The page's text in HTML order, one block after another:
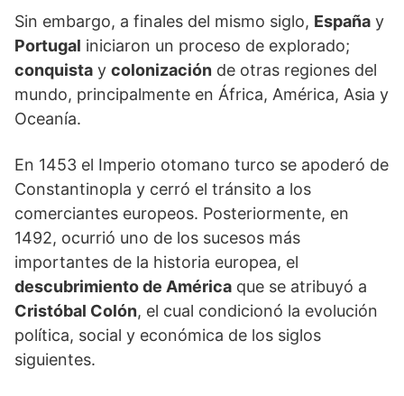
Sin embargo, a finales del mismo siglo, España y
Portugal iniciaron un proceso de explorado;
conquista y colonización de otras regiones del
mundo, principalmente en África, América, Asia y
Oceanía.
En 1453 el Imperio otomano turco se apoderó de
Constantinopla y cerró el tránsito a los
comerciantes europeos. Posteriormente, en
1492, ocurrió uno de los sucesos más
importantes de la historia europea, el
descubrimiento de América que se atribuyó a
Cristóbal Colón, el cual condicionó la evolución
política, social y económica de los siglos
siguientes.